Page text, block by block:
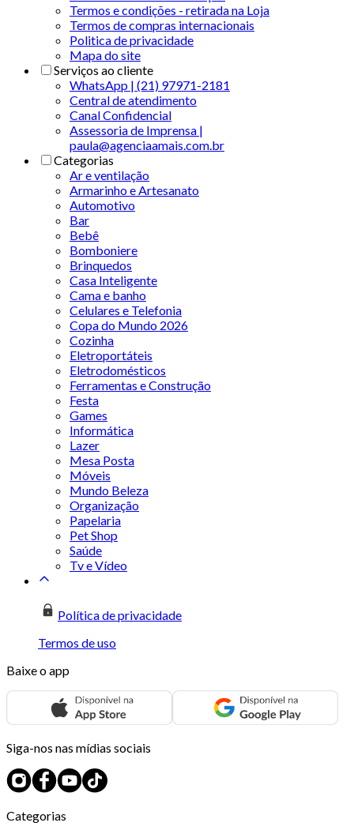
Termos e condições - retirada na Loja
Termos de compras internacionais
Politica de privacidade
Mapa do site
Serviços ao cliente
WhatsApp | (21) 97971-2181
Central de atendimento
Canal Confidencial
Assessoria de Imprensa |
paula@agenciaamais.com.br
Categorias
Ar e ventilação
Armarinho e Artesanato
Automotivo
Bar
Bebê
Bomboniere
Brinquedos
Casa Inteligente
Cama e banho
Celulares e Telefonia
Copa do Mundo 2026
Cozinha
Eletroportáteis
Eletrodomésticos
Ferramentas e Construção
Festa
Games
Informática
Lazer
Mesa Posta
Móveis
Mundo Beleza
Organização
Papelaria
Pet Shop
Saúde
Tv e Vídeo
Política de privacidade
Termos de uso
Baixe o app
Siga-nos nas mídias sociais
Categorias